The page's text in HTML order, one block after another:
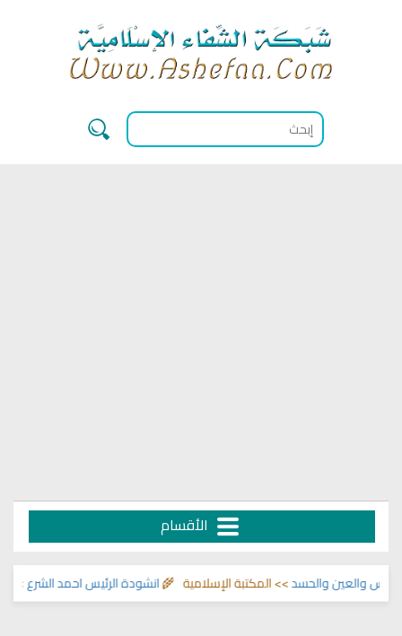
الأقسام
انشودة الرئيس احمد الشرع>> اناشيد والحسد>> المكتبة الإسلامية 🌾